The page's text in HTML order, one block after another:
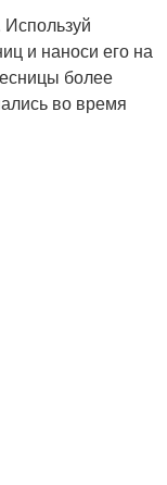
и наноси его на
более
во время